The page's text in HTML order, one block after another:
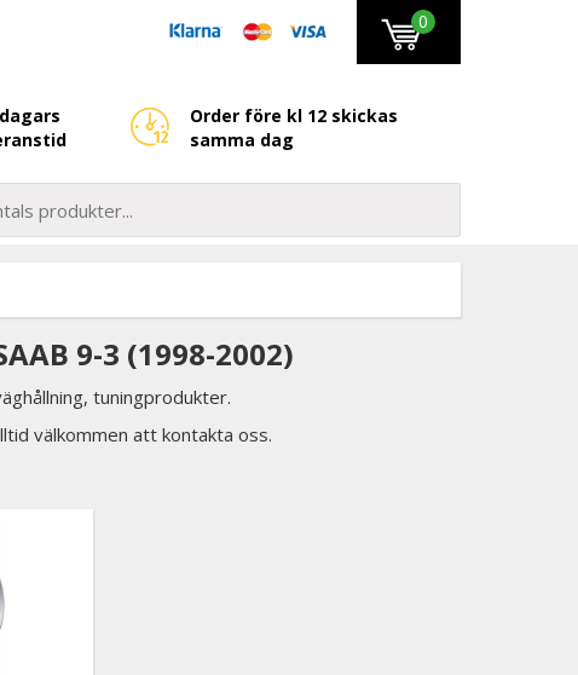
0
Order före kl 12 skickas
samma dag
9-3 (1998-2002)
tuningprodukter.
välkommen att kontakta oss.